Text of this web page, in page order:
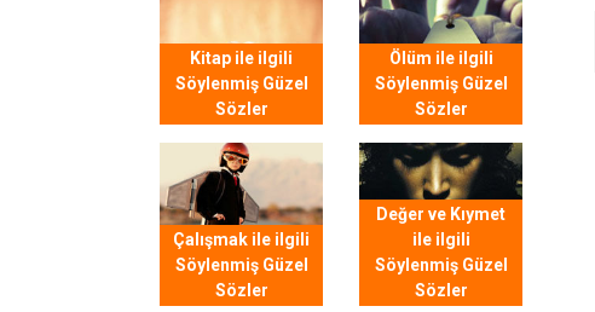
Kitap ile ilgili
Söylenmiş Güzel
Sözler
Ölüm ile ilgili
Söylenmiş Güzel
Sözler
Çalışmak ile ilgili
Söylenmiş Güzel
Sözler
Değer ve Kıymet
ile ilgili
Söylenmiş Güzel
Sözler